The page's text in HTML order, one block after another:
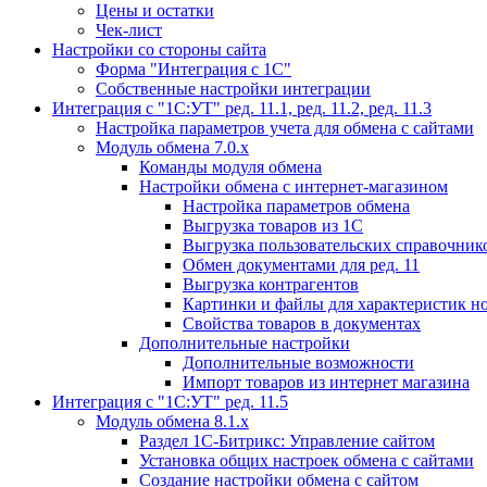
Цены и остатки
Чек-лист
Настройки со стороны сайта
Форма "Интеграция с 1С"
Собственные настройки интеграции
Интеграция с "1С:УТ" ред. 11.1, ред. 11.2, ред. 11.3
Настройка параметров учета для обмена с сайтами
Модуль обмена 7.0.х
Команды модуля обмена
Настройки обмена с интернет-магазином
Настройка параметров обмена
Выгрузка товаров из 1С
Выгрузка пользовательских
Обмен документами для ред. 11
Выгрузка контрагентов
Картинки и файлы для характеристик
Свойства товаров в документах
Дополнительные настройки
Дополнительные возможности
Импорт товаров из интернет магазина
Интеграция с "1С:УТ" ред. 11.5
Модуль обмена 8.1.х
Раздел 1С-Битрикс: Управление сайтом
Установка общих настроек обмена с сайтами
Создание настройки обмена с сайтом